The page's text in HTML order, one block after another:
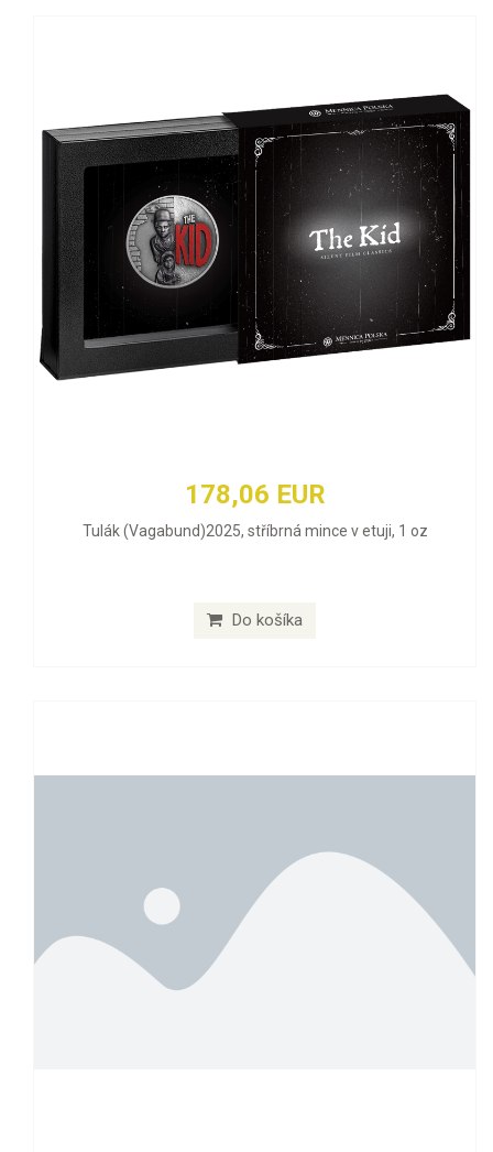
178,06 EUR
Tulák (Vagabund)2025, stříbrná mince v etuji, 1 oz
Do košíka